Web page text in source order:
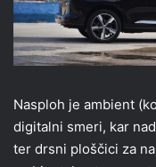
Nasploh je ambient
digitalni smeri, kar
ter drsni ploščici za